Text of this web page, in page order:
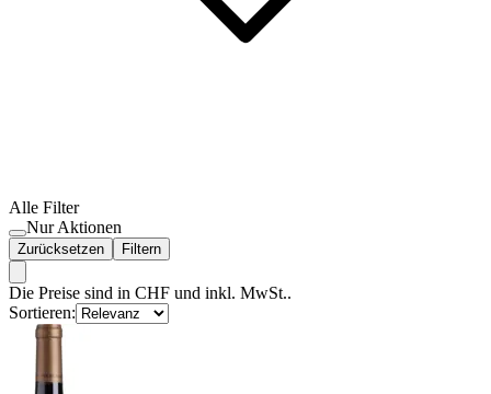
Alle Filter
Nur Aktionen
Zurücksetzen Filtern
Die Preise sind in CHF und inkl. MwSt..
Sortieren: